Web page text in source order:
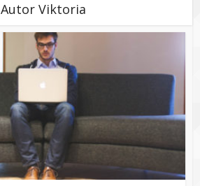
Autor Viktoria